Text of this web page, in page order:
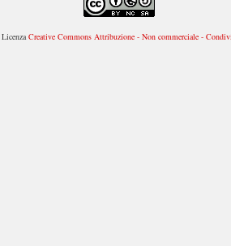
LicenzaCreative Commons Attribuzione - Non commerciale -